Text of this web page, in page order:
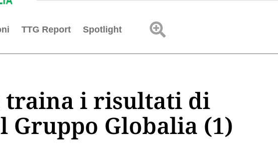
TTG Report Spotlight
traina i risultati di
Gruppo Globalia (1)